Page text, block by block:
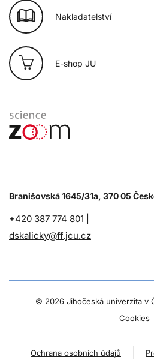
Nakladatelství
E-shop JU
Branišovská 1645/31a, 370 05
+420 387 774 801 |
dskalicky@ff.jcu.cz
© 2026 Jihočeská univerzita v
Cookies
Ochrana osobních údajů